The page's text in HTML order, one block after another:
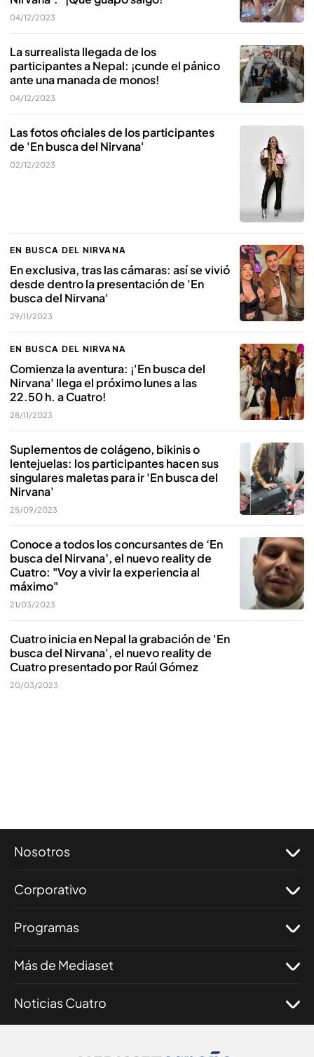
04/12/2023
La surrealista llegada de los
participantes a Nepal: ¡cunde el pánico
ante una manada de monos!
04/12/2023
Las fotos oficiales de los participantes
de 'En busca del Nirvana'
02/12/2023
EN BUSCA DEL NIRVANA
En exclusiva, tras las cámaras: así se vivió
desde dentro la presentación de 'En
busca del Nirvana'
29/11/2023
EN BUSCA DEL NIRVANA
Comienza la aventura: ¡'En busca del
Nirvana' llega el próximo lunes a las
22.50 h. a Cuatro!
28/11/2023
Suplementos de colágeno, bikinis o
lentejuelas: los participantes hacen sus
singulares maletas para ir 'En busca del
Nirvana'
25/09/2023
Conoce a todos los concursantes de ‘En
busca del Nirvana’, el nuevo reality de
Cuatro: "Voy a vivir la experiencia al
máximo"
21/03/2023
Cuatro inicia en Nepal la grabación de 'En
busca del Nirvana', el nuevo reality de
Cuatro presentado por Raúl Gómez
20/03/2023
Nosotros
Corporativo
Programas
Más de Mediaset
Noticias Cuatro